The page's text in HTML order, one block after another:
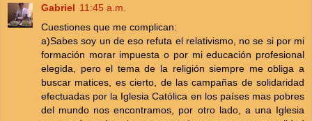
Gabriel 11:45 a.m.
Cuestiones que me complican:
a)Sabes soy un de eso refuta el relativismo, no se si por mi
formación morar impuesta o por mi educación profesional
elegida, pero el tema de la religión siempre me obliga a
buscar matices, es cierto, de las campañas de solidaridad
efectuadas por la Iglesia Católica en los países mas pobres
del mundo nos encontramos, por otro lado, a una Iglesia